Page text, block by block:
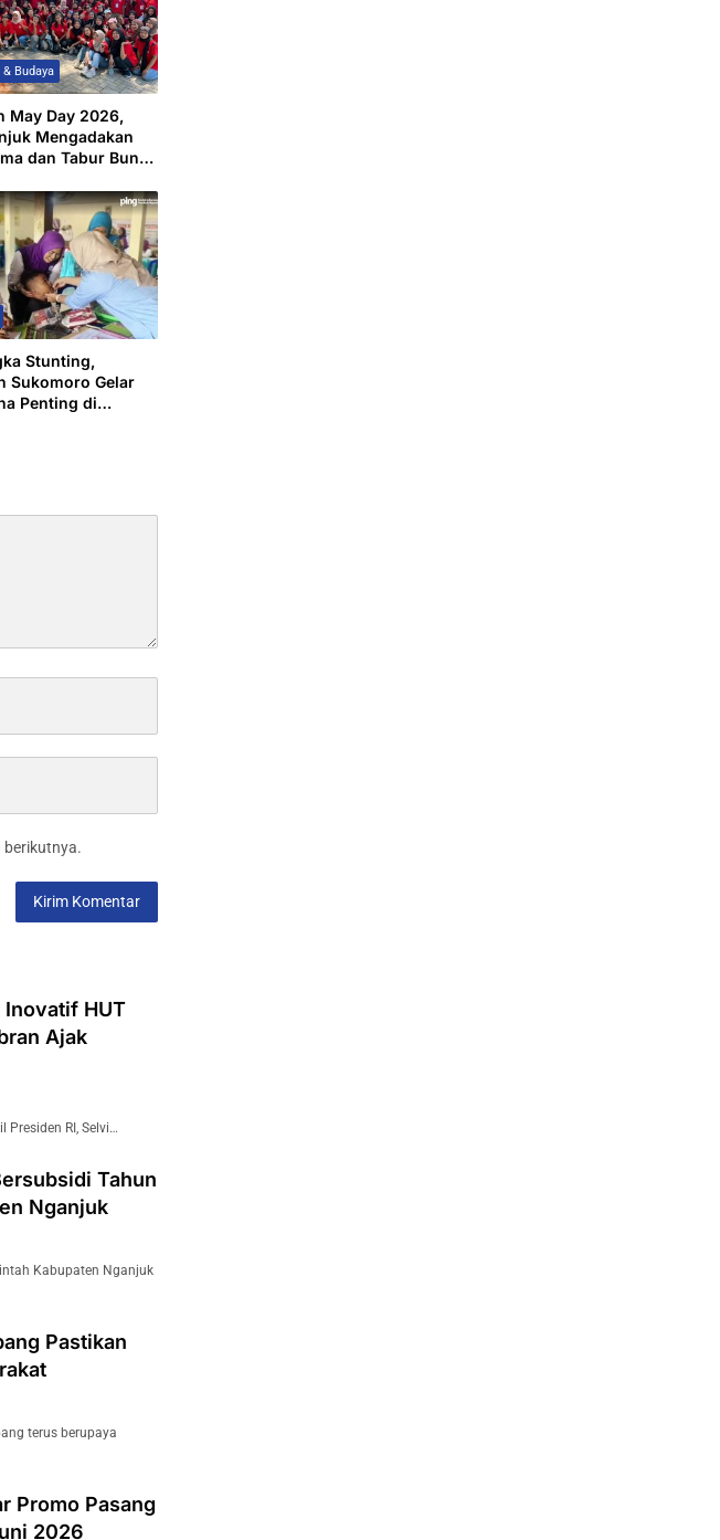
Budaya
May Day 2026,
Mengadakan
dan Tabur Bunga
Stunting,
Sukomoro Gelar
Penting di
berikutnya.
Inovatif HUT
Ajak
RI, Selvi…
Tahun
Nganjuk
Kabupaten Nganjuk
Pastikan
terus berupaya
Promo Pasang
2026